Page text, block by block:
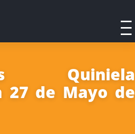
Quiniela
27 de Mayo de